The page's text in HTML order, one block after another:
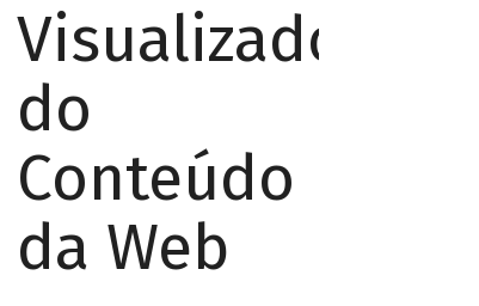
Visualizador
do
Conteúdo
da Web